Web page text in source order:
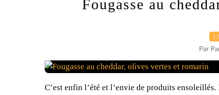
Fougasse au
Par
C’est enfin l’été et l’envie de produits